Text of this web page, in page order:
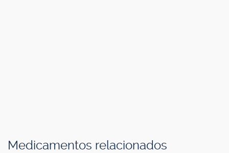
Medicamentos relacionados